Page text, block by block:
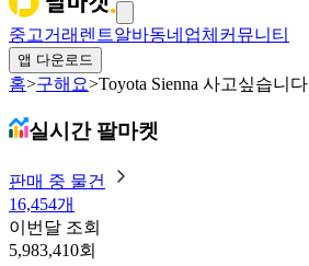
중고거래 렌트알바동네업체 커뮤니티
앱 다운로드
홈>구해요>Toyota Sienna 사고싶습니다
실시간 팔마켓
판매 중 물건
16,454개
이번달 조회
5,983,410회